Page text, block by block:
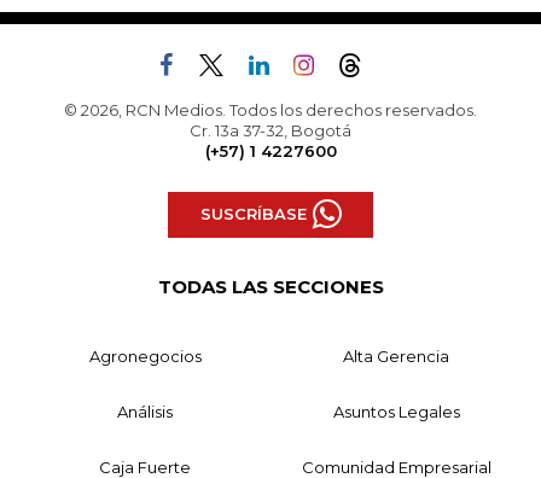
© 2026, RCN Medios. Todos los derechos reservados.
Cr. 13a 37-32, Bogotá
(+57) 1 4227600
SUSCRÍBASE
TODAS LAS SECCIONES
Agronegocios Alta Gerencia
Análisis Asuntos Legales
Caja Fuerte Comunidad Empresarial